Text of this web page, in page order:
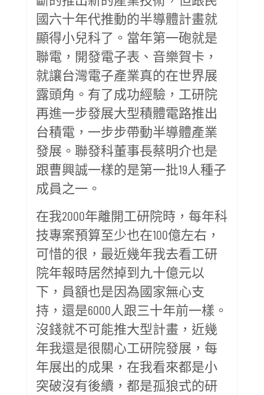
國六十年代推動的半導體計畫就
顯得小兒科了。當年第一砲就是
聯電，開發電子表、音樂賀卡，
就讓台灣電子產業真的在世界展
露頭角。有了成功經驗，工研院
再進一步發展大型積體電路推出
台積電，一步步帶動半導體產業
發展。聯發科董事長蔡明介也是
跟曹興誠一樣的是第一批19人種子
成員之一。
在我2000年離開工研院時，每年科
技專案預算至少也在100億左右，
可惜的很，最近幾年我去看工研
院年報時居然掉到九十億元以
下，員額也是因為國家無心支
持，還是6000人跟三十年前一樣。
沒錢就不可能推大型計畫，近幾
年我還是很關心工研院發展，每
年展出的成果，在我看來都是小
突破沒有後續，都是孤狼式的研